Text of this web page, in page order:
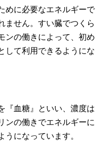
めに必要なエネルギーで
ません。すい臓でつくら
ンの働きによって、初め
して利用できるようにな
『血糖』といい、濃度は
ンの働きでエネルギーに
になっています。